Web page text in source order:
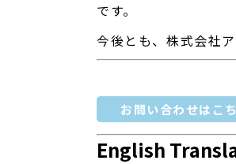
です。
今後とも、株式会社
お問い合わせはこ
English